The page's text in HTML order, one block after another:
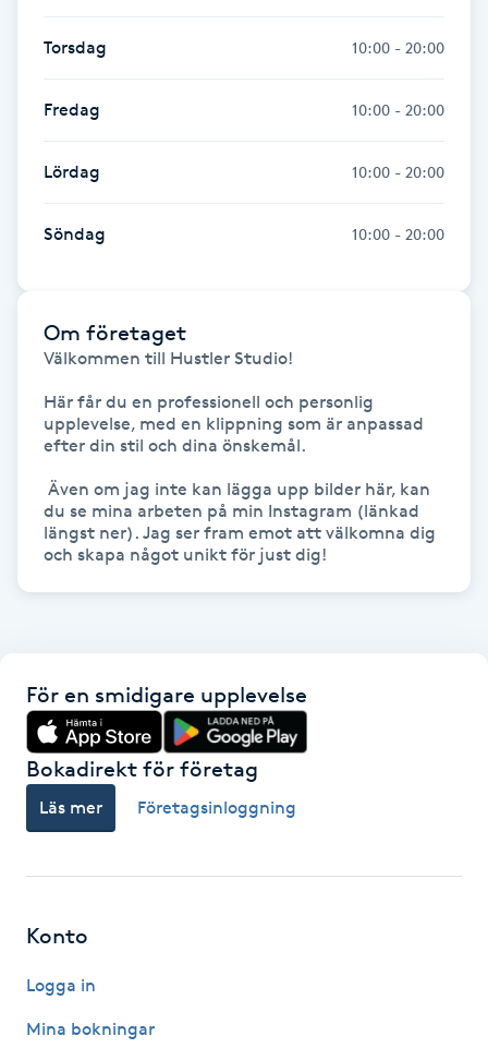
Föning
Gravidyoga
Gruppträning
Gua Sha-massage
H
Headspa
Healing
Herrklippning
Torsdag 10:00 - 20:00
Fredag 10:00 - 20:00
Lördag 10:00 - 20:00
Söndag 10:00 - 20:00
Om företaget
Välkommen till Hustler Studio!
Här får du en professionell och personlig
upplevelse, med en klippning som är anpassad
efter din stil och dina önskemål.
du se mina arbeten på min Instagram (länkad
längst ner). Jag ser fram emot att välkomna dig
och skapa något unikt för just dig!
För en smidigare upplevelse
Bokadirekt för företag
Läs mer Företagsinloggning
Konto
Logga in
Mina bokningar